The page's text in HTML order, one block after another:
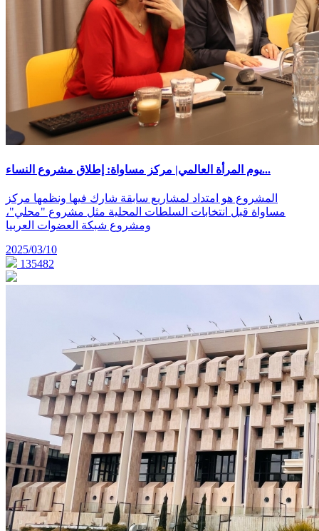
يوم المرأة العالمي| مركز مساواة: إطلاق مشروع النساء...
المشروع هو امتداد لمشاريع سابقة شارك فيها ونظمها مركز
مساواة قبل انتخابات السلطات المحلية مثل مشروع "محلي"،
ومشروع شبكة العضوات العربيا
2025/03/10
135482